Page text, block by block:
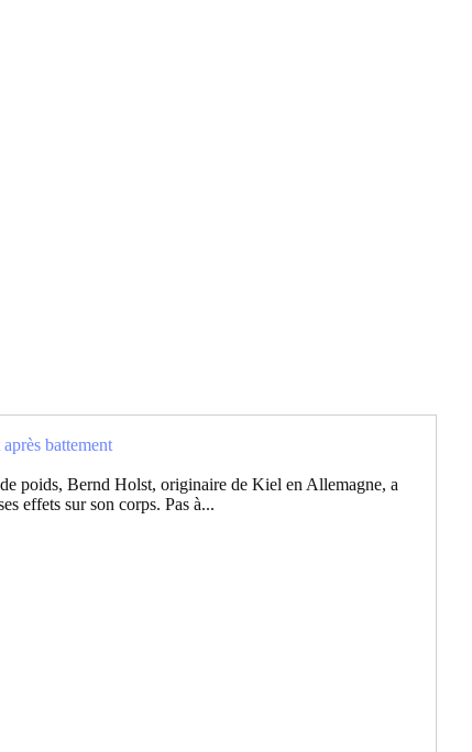
battement
poids, Bernd Holst, originaire de Kiel en Allemagne, a
effets sur son corps. Pas à...